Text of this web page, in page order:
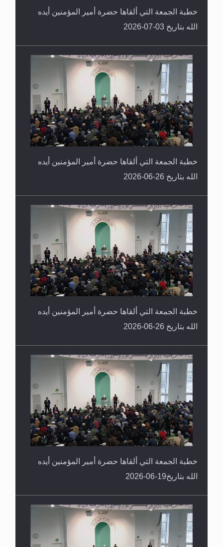
خطبة الجمعة التي ألقاها حضرة أمير المؤمنين أيده
الله بتاريخ 03-07-2026
خطبة الجمعة التي ألقاها حضرة أمير المؤمنين أيده
الله بتاريخ 26-06-2026
خطبة الجمعة التي ألقاها حضرة أمير المؤمنين أيده
الله بتاريخ 26-06-2026
خطبة الجمعة التي ألقاها حضرة أمير المؤمنين أيده
الله بتاريخ19-06-2026